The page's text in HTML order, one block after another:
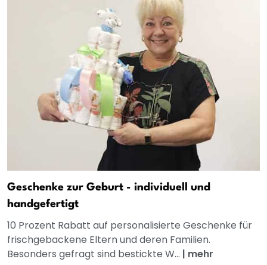
Geschenke zur Geburt - individuell und
handgefertigt
10 Prozent Rabatt auf personalisierte Geschenke für
frischgebackene Eltern und deren Familien.
Besonders gefragt sind bestickte W... | mehr